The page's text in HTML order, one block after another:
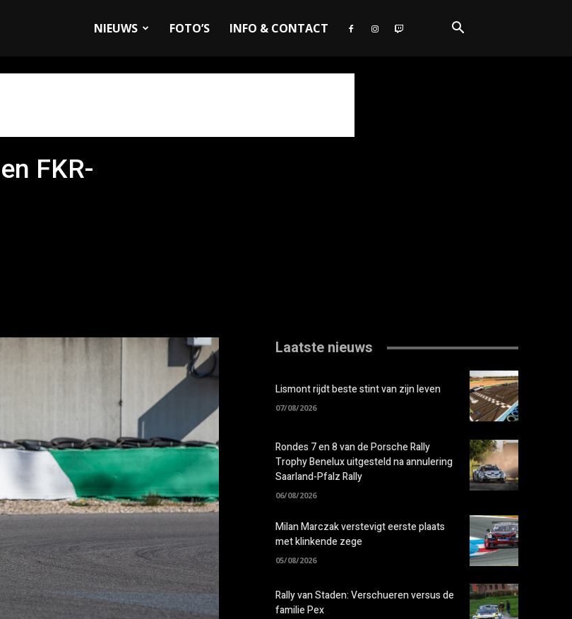
NIEUWS FOTO’S INFO & CONTACT
FKR-
Laatste nieuws
Lismont rijdt beste stint van zijn leven
07/08/2026
Rondes 7 en 8 van de Porsche Rally
Trophy Benelux uitgesteld na annulering
Saarland-Pfalz Rally
06/08/2026
Milan Marczak verstevigt eerste plaats
met klinkende zege
05/08/2026
Rally van Staden: Verschueren versus de
familie Pex